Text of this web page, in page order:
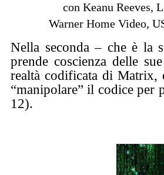
con Keanu Reeves,
Warner Home Video,
Nella seconda – che è la
prende coscienza delle
realtà codificata di Matrix,
“manipolare” il codice per
12).